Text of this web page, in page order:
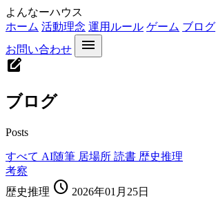
よんなーハウス
ホーム 活動理念 運用ルール ゲーム ブログ
お問い合わせ
menu
edit_square
ブログ
Posts
すべて AI随筆 居場所 読書 歴史推理
考察
歴史推理 schedule 2026年01月25日